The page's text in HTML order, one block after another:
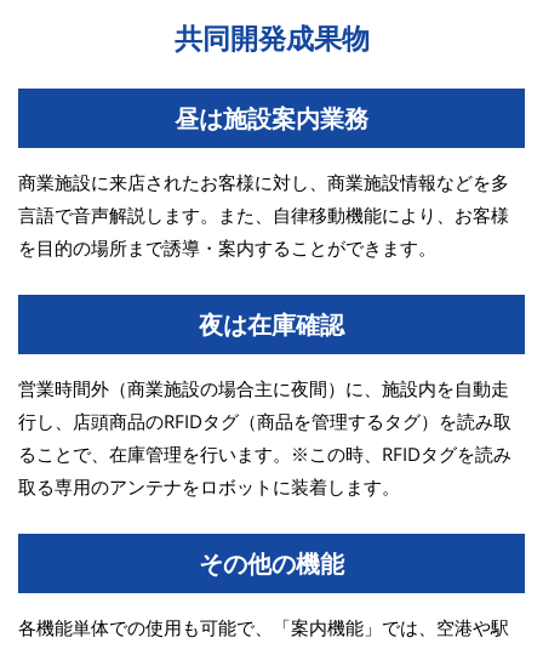
共同開発成果物
昼は施設案内業務
商業施設に来店されたお客様に対し、商業施設情報などを多
言語で音声解説します。また、自律移動機能により、お客様
を目的の場所まで誘導・案内することができます。
夜は在庫確認
営業時間外（商業施設の場合主に夜間）に、施設内を自動走
行し、店頭商品のRFIDタグ（商品を管理するタグ）を読み取
ることで、在庫管理を行います。※この時、RFIDタグを読み
取る専用のアンテナをロボットに装着します。
その他の機能
各機能単体での使用も可能で、「案内機能」では、空港や駅